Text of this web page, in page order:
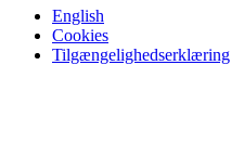
English
Cookies
Tilgængelighedserklæring